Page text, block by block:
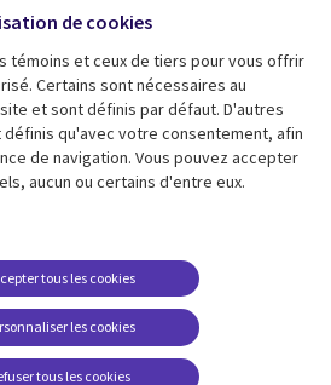
Support
Legal
FR
Restrictions et
Confidentialité
Accessibilité
Centre de gestion des
témoins
de cookies
témoins et ceux de tiers pour vous offrir
Certains sont nécessaires au
et sont définis par défaut. D'autres
qu'avec votre consentement, afin
de navigation. Vous pouvez accepter
aucun ou certains d'entre eux.
les cookies
tous les cookies
tous les cookies